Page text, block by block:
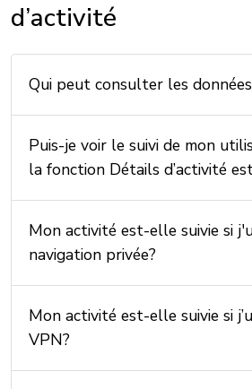
d’activité
Qui peut consulter les
Puis-je voir le suivi de mon
la fonction Détails d’activité
Mon activité est-elle suivie si
navigation privée?
Mon activité est-elle suivie si
VPN?